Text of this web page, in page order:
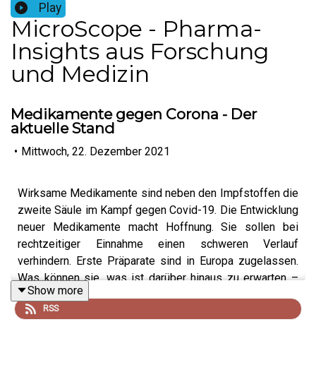
Play
MicroScope - Pharma-
Insights aus Forschung
und Medizin
Medikamente gegen Corona - Der
aktuelle Stand
• Mittwoch, 22. Dezember 2021
Wirksame Medikamente sind neben den Impfstoffen die
zweite Säule im Kampf gegen Covid-19. Die Entwicklung
neuer Medikamente macht Hoffnung. Sie sollen bei
rechtzeitiger Einnahme einen schweren Verlauf
verhindern. Erste Präparate sind in Europa zugelassen.
Was können sie, was ist darüber hinaus zu erwarten –
auch im Hinblick auf Omikron und die Behandlung von
Long Covid?
Show more
RSS